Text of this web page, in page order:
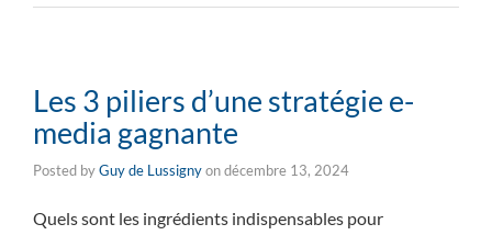
Les 3 piliers d’une stratégie e-
media gagnante
Posted byGuy de Lussignyondécembre 13, 2024
Quels sont les ingrédients indispensables pour